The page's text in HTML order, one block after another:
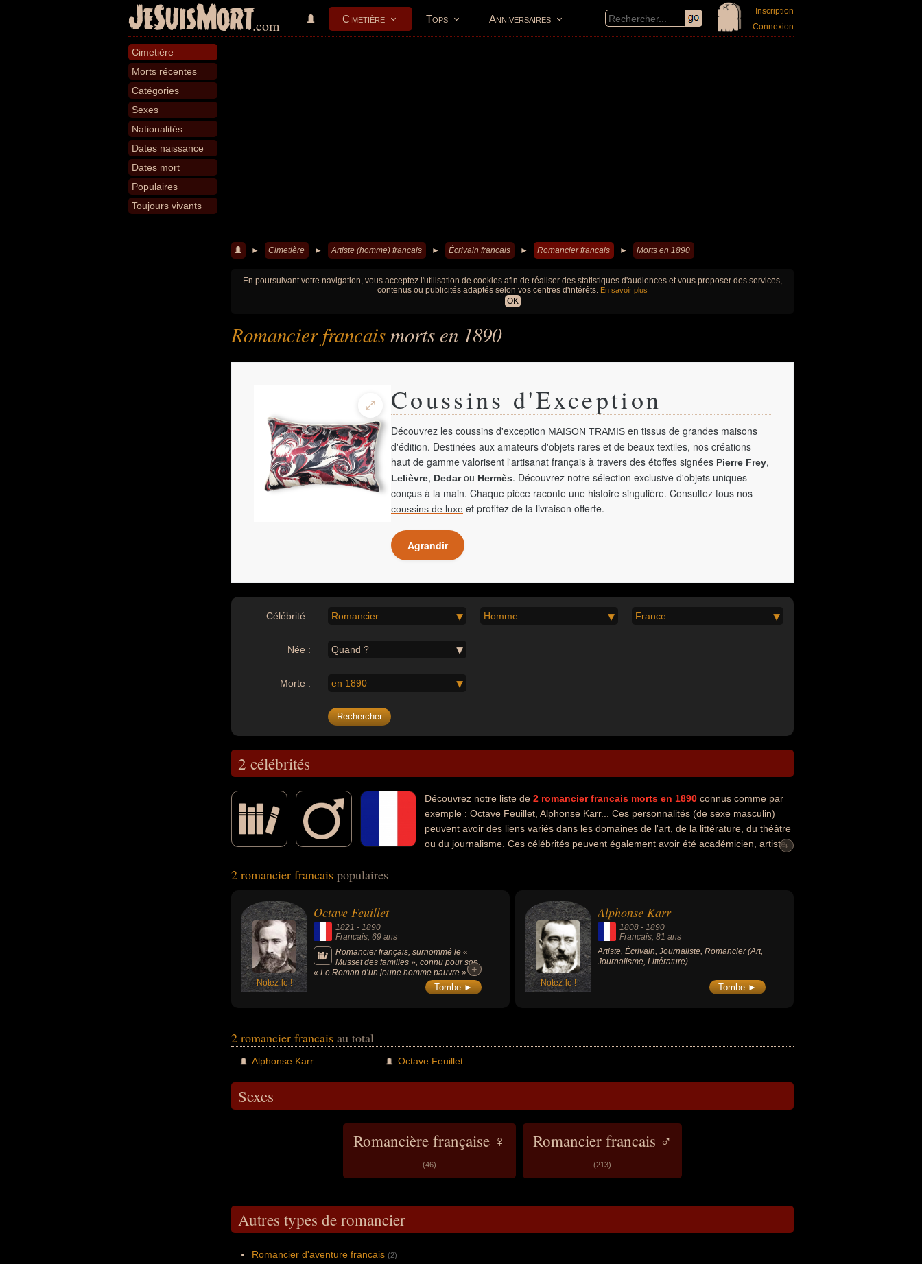
JeSuisMort.com Cimetière Tops Anniversaires
Inscription
Connexion
Cimetière
Morts récentes
Catégories
Sexes
Nationalités
Dates naissance
Dates mort
Populaires
Toujours vivants
► Cimetière ► Artiste (homme) francais ► Écrivain francais ► Romancier francais ► Morts en 1890
En poursuivant votre navigation, vous acceptez l'utilisation de cookies afin de réaliser des statistiques d'audiences et vous proposer des services,
contenus ou publicités adaptés selon vos centres d'intérêts. En savoir plus
OK
Romancier francaismorts en 1890
Coussins d'Exception
Découvrez les coussins d'exception MAISON TRAMIS en tissus de grandes maisons
d'édition. Destinées aux amateurs d'objets rares et de beaux textiles, nos créations
haut de gamme valorisent l'artisanat français à travers des étoffes signées Pierre Frey,
Lelièvre, Dedarou Hermès. Découvrez notre sélection exclusive d'objets uniques
conçus à la main. Chaque pièce raconte une histoire singulière. Consultez tous nos
coussins de luxe et profitez de la livraison offerte.
Agrandir
Célébrité : Romancier Homme France
Née : Quand ?
Morte : en 1890
2 célébrités
Découvrez notre liste de 2 romancier francais morts en 1890 connus comme par
exemple : Octave Feuillet, Alphonse Karr... Ces personnalités (de sexe masculin)
peuvent avoir des liens variés dans les domaines de l'art, de la littérature, du théâtre
ou du journalisme. Ces célébrités peuvent également avoir été académicien, artiste,
+
2 romancier francais populaires
Notez-le !
Octave Feuillet
1821 - 1890
Francais, 69 ans
Romancier français, surnommé le «
Musset des familles », connu pour son
« Le Roman d’un jeune homme pauvre »
(1858), il fut membre de l'Académie
+
+
Tombe ► Notez-le !
Alphonse Karr
1808 -1890
Francais, 81 ans
Artiste, Écrivain, Journaliste, Romancier (Art,
Journalisme, Littérature).
Tombe ►
2 romancier francais au total
Alphonse Karr Octave Feuillet
Sexes
Romancière française ♀
(46)
Romancier francais ♂
(213)
Autres types de romancier
Romancier d'aventure francais (2)